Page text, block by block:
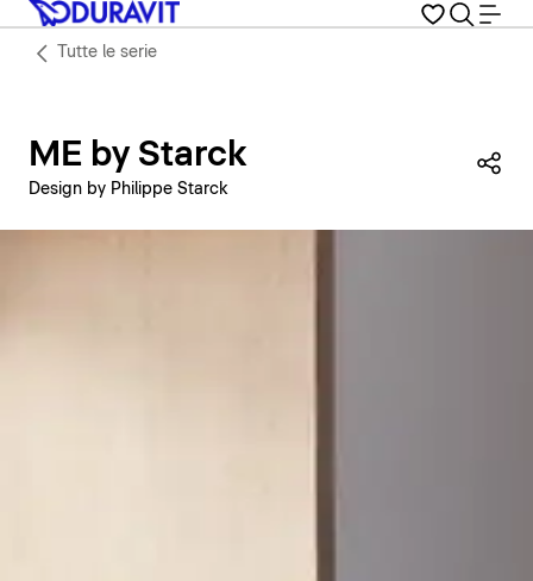
Tutte le serie
ME by Starck
Design by Philippe Starck